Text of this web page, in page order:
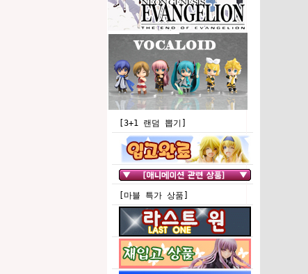
[3+1 랜덤 뽑기]
[마블 특가 상품]